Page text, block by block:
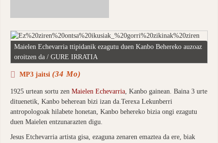
Maielen Echevarria ttipidanik ezagutu duen Kanbo Behereko auzoaz
oroitzen da / GURE IRRATIA
MP3 jaitsi (34 Mo)
1925 urtean sortu zen Maielen Echevarria , Kanbo gainean. Baina 3 urte
dituenetik, Kanbo beherean bizi izan da.Terexa Lekunberri
antropologoak hilabete honetan, Kanbo behereko bizia ongi ezagutu
duen Maielen entzunarazten digu.
Jesus Etchevarria artista gisa, ezaguna zenaren emaztea da ere, biak